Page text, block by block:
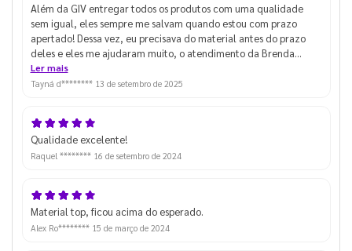
Além da GIV entregar todos os produtos com uma qualidade
sem igual, eles sempre me salvam quando estou com prazo
apertado! Dessa vez, eu precisava do material antes do prazo
deles e eles me ajudaram muito, o atendimento da Brenda
(apesar de eu ter enchido muito o saco dela) foi excelente e
consegui pegar o material pro evento! I love you GIV hahaha
Ler mais
Tayná d******** 13 de setembro de 2025
Qualidade excelente!
Raquel ******** 16 de setembro de 2024
Material top, ficou acima do esperado.
Alex Ro******** 15 de março de 2024